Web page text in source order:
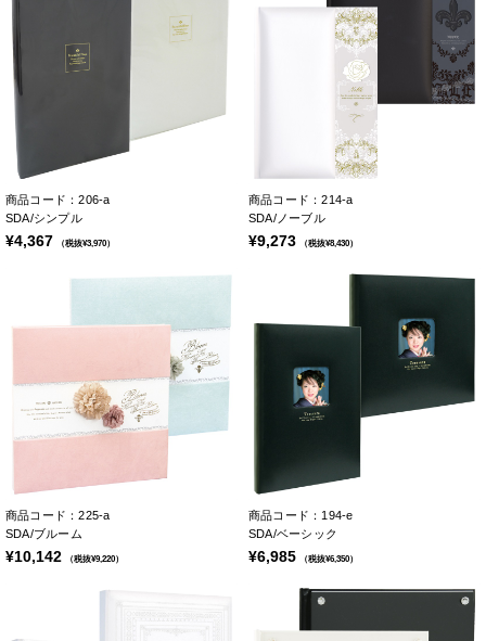
商品コード：206-a
SDA/シンプル
¥4,367 （税抜¥3,970）
商品コード：214-a
SDA/ノーブル
¥9,273 （税抜¥8,430）
商品コード：225-a
SDA/ブルーム
¥10,142 （税抜¥9,220）
商品コード：194-e
SDA/ベーシック
¥6,985 （税抜¥6,350）